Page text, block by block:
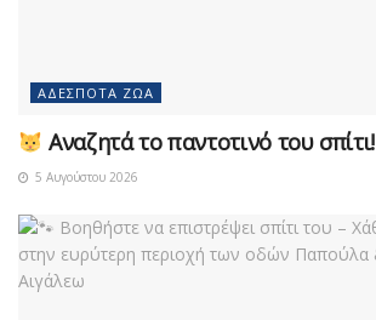
ΑΔΈΣΠΟΤΑ ΖΏΑ
Αναζητά το παντοτινό του σπίτι!
5 Αυγούστου 2026